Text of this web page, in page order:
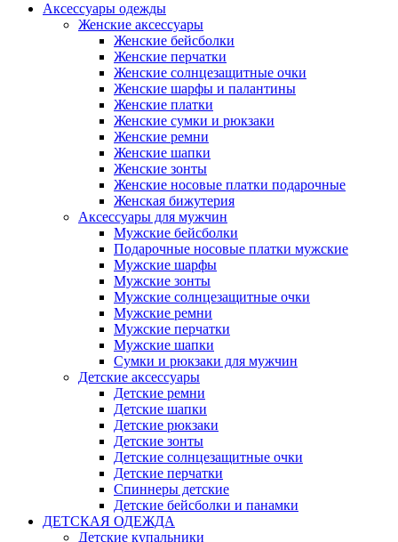
Аксессуары одежды
Женские аксессуары
Женские бейсболки
Женские перчатки
Женские солнцезащитные очки
Женские шарфы и палантины
Женские платки
Женские сумки и рюкзаки
Женские ремни
Женские шапки
Женские зонты
Женские носовые платки подарочные
Женская бижутерия
Аксессуары для мужчин
Мужские бейсболки
Подарочные носовые платки мужские
Мужские шарфы
Мужские зонты
Мужские солнцезащитные очки
Мужские ремни
Мужские перчатки
Мужские шапки
Сумки и рюкзаки для мужчин
Детские аксессуары
Детские ремни
Детские шапки
Детские рюкзаки
Детские зонты
Детские солнцезащитные очки
Детские перчатки
Спиннеры детские
Детские бейсболки и панамки
ДЕТСКАЯ ОДЕЖДА
Детские купальники